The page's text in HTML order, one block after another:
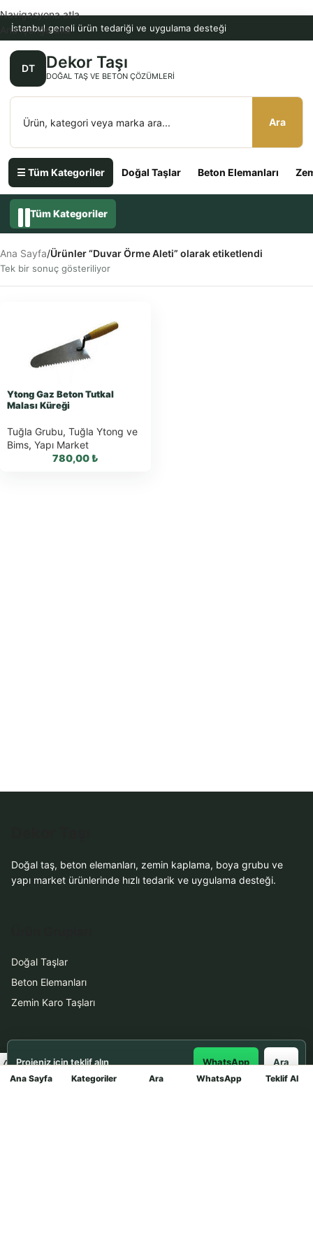
İstanbul geneli ürün tedariği ve uygulama desteği
DT Dekor Taşı
DOĞAL TAŞ VE BETON ÇÖZÜMLERI
Ara
☰ Tüm Kategoriler Doğal Taşlar Beton Elemanları
Navigasyona atla
Ana içeriğe atla
Tüm Kategoriler
Ana Sayfa/Ürünler “Duvar Örme Aleti” olarak etiketlendi
Tek bir sonuç gösteriliyor
Ytong Gaz Beton Tutkal
Malası Küreği
Tuğla Grubu, Tuğla Ytong ve
Bims, Yapı Market
780,00₺
Ana Sayfa Kategoriler Ara WhatsApp Teklif Al
Doğal taş, beton elemanları, zemin kaplama, boya grubu ve
yapı market ürünlerinde hızlı tedarik ve uygulama desteği.
Doğal Taşlar
Beton Elemanları
Zemin Karo Taşları
Hizmetler
Uygulama
Projeniz için teklif alın WhatsApp Ara